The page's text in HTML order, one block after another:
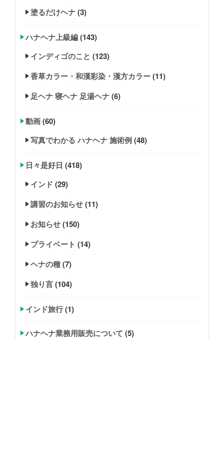
塗るだけヘナ(3)
ハナヘナ上級編(143)
インディゴのこと (123)
香草カラー・和漢彩染・漢方カラー(11)
足ヘナ 寝ヘナ 足湯ヘナ(6)
動画(60)
写真でわかる ハナヘナ 施術例(48)
日々是好日 (418)
インド (29)
講習のお知らせ(11)
お知らせ(150)
プライベート (14)
ヘナの種(7)
独り言(104)
インド旅行(1)
ハナヘナ業務用販売について (5)